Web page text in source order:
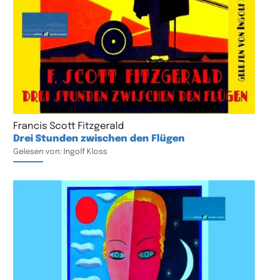
Francis Scott Fitzgerald
Drei Stunden zwischen den Flügen
Gelesen von: Ingolf Kloss